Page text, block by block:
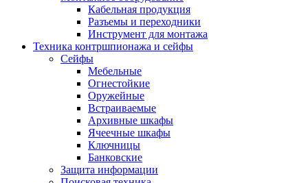
Кабельная продукция
Разъемы и переходники
Инструмент для монтажа
Техника контршпионажа и сейфы
Сейфы
Мебельные
Огнестойкие
Оружейные
Встраиваемые
Архивные шкафы
Ячеечные шкафы
Ключницы
Банковские
Защита информации